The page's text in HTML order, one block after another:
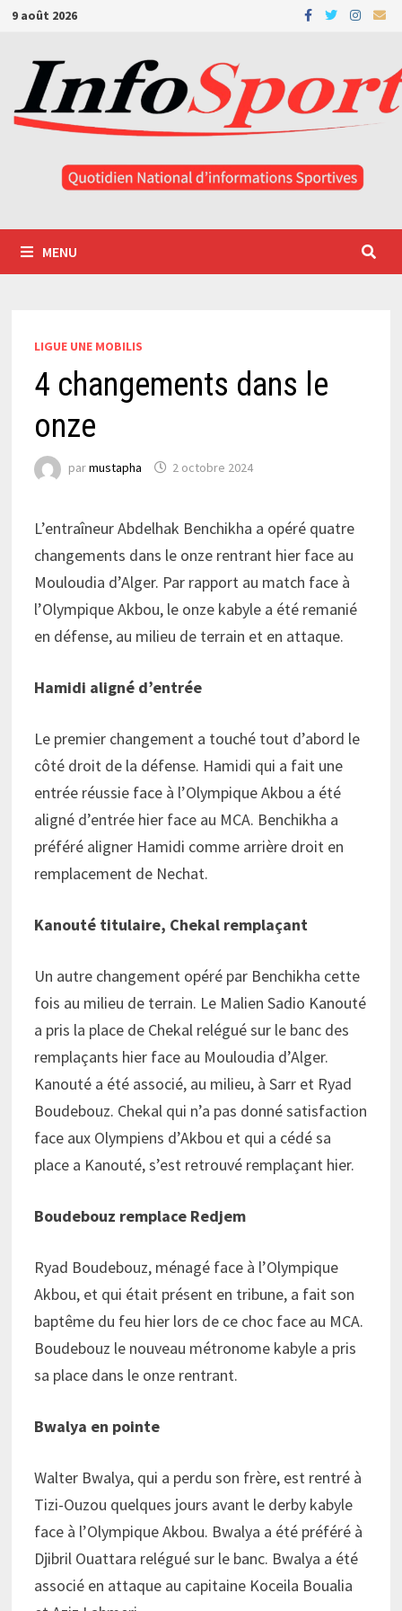
Passer
contenu
9 août 2026
MENU
LIGUE UNE MOBILIS
4 changements dans le
onze
parmustapha 2 octobre 2024
L’entraîneur Abdelhak Benchikha a opéré quatre
changements dans le onze rentrant hier face au
Mouloudia d’Alger. Par rapport au match face à
l’Olympique Akbou, le onze kabyle a été remanié
en défense, au milieu de terrain et en attaque.
Hamidi aligné d’entrée
Le premier changement a touché tout d’abord le
côté droit de la défense. Hamidi qui a fait une
entrée réussie face à l’Olympique Akbou a été
aligné d’entrée hier face au MCA. Benchikha a
préféré aligner Hamidi comme arrière droit en
remplacement de Nechat.
Kanouté titulaire, Chekal remplaçant
Un autre changement opéré par Benchikha cette
fois au milieu de terrain. Le Malien Sadio Kanouté
a pris la place de Chekal relégué sur le banc des
remplaçants hier face au Mouloudia d’Alger.
Kanouté a été associé, au milieu, à Sarr et Ryad
Boudebouz. Chekal qui n’a pas donné satisfaction
face aux Olympiens d’Akbou et qui a cédé sa
place a Kanouté, s’est retrouvé remplaçant hier.
Boudebouz remplace Redjem
Ryad Boudebouz, ménagé face à l’Olympique
Akbou, et qui était présent en tribune, a fait son
baptême du feu hier lors de ce choc face au MCA.
Boudebouz le nouveau métronome kabyle a pris
sa place dans le onze rentrant.
Bwalya en pointe
Walter Bwalya, qui a perdu son frère, est rentré à
Tizi-Ouzou quelques jours avant le derby kabyle
face à l’Olympique Akbou. Bwalya a été préféré à
Djibril Ouattara relégué sur le banc. Bwalya a été
associé en attaque au capitaine Koceila Boualia